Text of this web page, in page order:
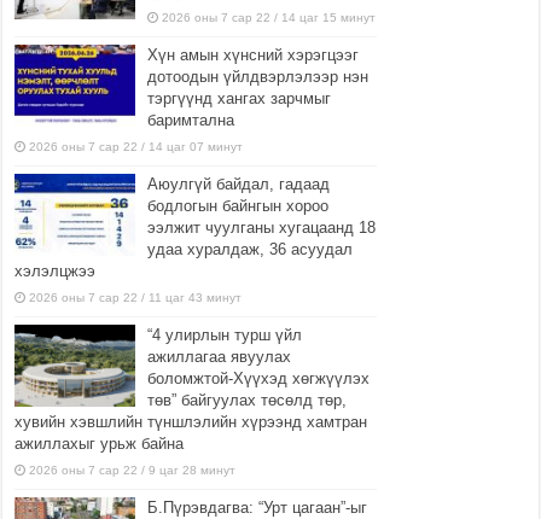
2026 оны 7 сар 22 / 14 цаг 15 минут
Хүн амын хүнсний хэрэгцээг
дотоодын үйлдвэрлэлээр нэн
тэргүүнд хангах зарчмыг
баримтална
2026 оны 7 сар 22 / 14 цаг 07 минут
Аюулгүй байдал, гадаад
бодлогын байнгын хороо
ээлжит чуулганы хугацаанд 18
удаа хуралдаж, 36 асуудал
хэлэлцжээ
2026 оны 7 сар 22 / 11 цаг 43 минут
“4 улирлын турш үйл
ажиллагаа явуулах
боломжтой-Хүүхэд хөгжүүлэх
төв” байгуулах төсөлд төр,
хувийн хэвшлийн түншлэлийн хүрээнд хамтран
ажиллахыг урьж байна
2026 оны 7 сар 22 / 9 цаг 28 минут
Б.Пүрэвдагва: “Урт цагаан”-ыг